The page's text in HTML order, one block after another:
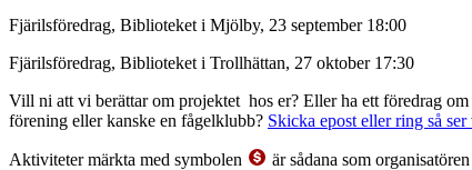
Fjärilsföredrag, Biblioteket i Mjölby, 23 september 18:00
Fjärilsföredrag, Biblioteket i Trollhättan, 27 oktober 17:30
Vill ni att vi berättar om projektet hos er? Eller ha ett föredrag
förening eller kanske en fågelklubb? Skicka epost eller ring så
Aktiviteter märkta med symbolen
är sådana som